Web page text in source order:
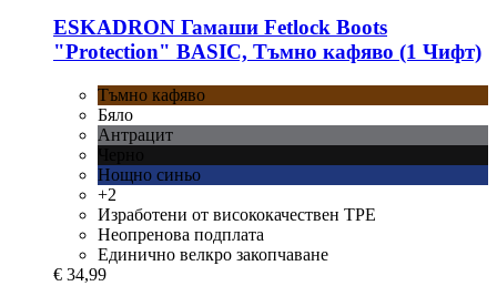
ESKADRON Гамаши Fetlock Boots
"Protection" BASIC, Тъмно кафяво (1 Чифт)
Тъмно кафяво
Бяло
Антрацит
Нощно синьо
+2
Изработени от висококачествен TPE
Неопренова подплата
Единично велкро закопчаване
€ 34,99